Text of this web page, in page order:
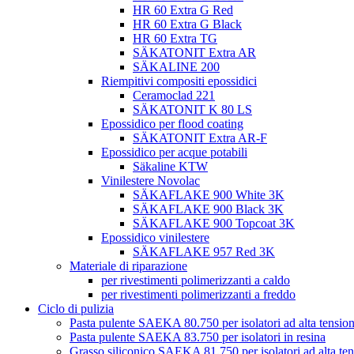
HR 60 Extra G Red
HR 60 Extra G Black
HR 60 Extra TG
SÄKATONIT Extra AR
SÄKALINE 200
Riempitivi compositi epossidici
Ceramoclad 221
SÄKATONIT K 80 LS
Epossidico per flood coating
SÄKATONIT Extra AR-F
Epossidico per acque potabili
Säkaline KTW
Vinilestere Novolac
SÄKAFLAKE 900 White 3K
SÄKAFLAKE 900 Black 3K
SÄKAFLAKE 900 Topcoat 3K
Epossidico vinilestere
SÄKAFLAKE 957 Red 3K
Materiale di riparazione
per rivestimenti polimerizzanti a caldo
per rivestimenti polimerizzanti a freddo
Ciclo di pulizia
Pasta pulente SAEKA 80.750 per isolatori ad alta
Pasta pulente SAEKA 83.750 per isolatori in resina
Grasso siliconico SAEKA 81.750 per isolatori ad alta